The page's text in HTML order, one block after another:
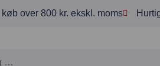
køb over 800 kr. ekskl. moms